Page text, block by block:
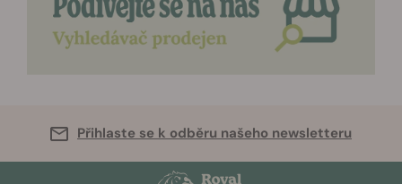
Přihlaste se k odběru našeho newsletteru